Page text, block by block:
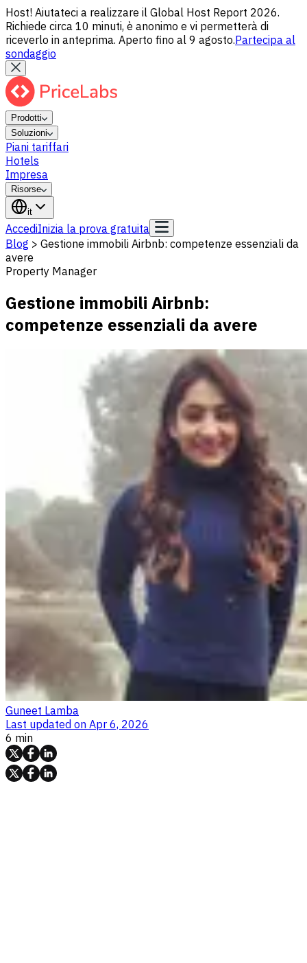
Host! Aiutateci a realizzare il Global Host Report 2026.
Richiede circa 10 minuti, è anonimo e vi permetterà di
riceverlo in anteprima. Aperto fino al 9 agosto.Partecipa al
sondaggio
Prodotti
Soluzioni
Piani tariffari
Hotels
Impresa
Risorse
it
AccediInizia la prova gratuita
Blog > Gestione immobili Airbnb: competenze essenziali da
avere
Property Manager
Gestione immobili Airbnb:
competenze essenziali da avere
Guneet Lamba
Last updated on Apr 6, 2026
6 min